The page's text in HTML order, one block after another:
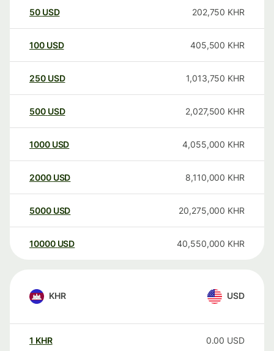
50 USD 202,750 KHR
100 USD 405,500 KHR
250 USD 1,013,750 KHR
500 USD 2,027,500 KHR
1000 USD 4,055,000 KHR
2000 USD 8,110,000 KHR
5000 USD 20,275,000 KHR
10000 USD 40,550,000 KHR
KHR USD
1 KHR 0.00 USD